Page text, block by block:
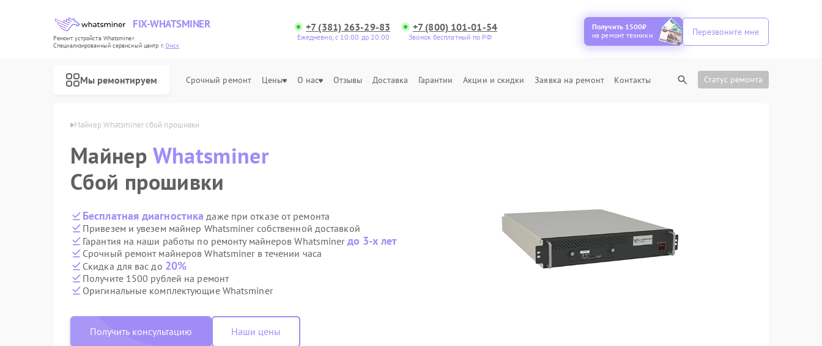
FIX-WHATSMINER
Ремонт устройств Whatsminer
Специализированный cервисный центр г.Омск
+7 (381) 263-29-83
Ежедневно, с 10:00 до 20:00
+7 (800) 101-01-54
Звонок бесплатный по РФ
Получить 1500₽
на ремонт техники
Перезвоните мне
Мы ремонтируем Срочный ремонт Цены О нас Отзывы Доставка Гарантии Акции и скидки Заявка на ремонт Контакты Статус ремонта
в Омске Майнер Whatsminer сбой прошивки
Майнер Whatsminer
Сбой прошивки
Бесплатная диагностика даже при отказе от ремонта
Привезем и увезем майнер Whatsminer собственной доставкой
Гарантия на наши работы по ремонту майнеров Whatsminer до 3-х лет
Срочный ремонт майнеров Whatsminer в течении часа
Скидка для вас до 20%
Получите 1500 рублей на ремонт
Оригинальные комплектующие Whatsminer
Получить консультацию Наши цены